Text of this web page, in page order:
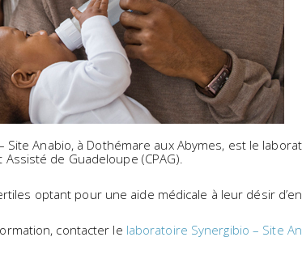
Site Anabio, à Dothémare aux Abymes, est le
de Guadeloupe (CPAG).
optant pour une aide médicale à leur désir
contacter le laboratoire Synergibio – Site